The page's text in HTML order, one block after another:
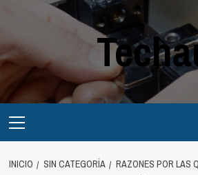
contenido
principal
INICIO SIN CATEGORÍA
RAZONES POR LAS